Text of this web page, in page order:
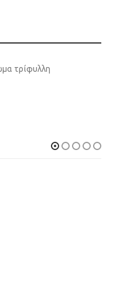
τρίφυλλη